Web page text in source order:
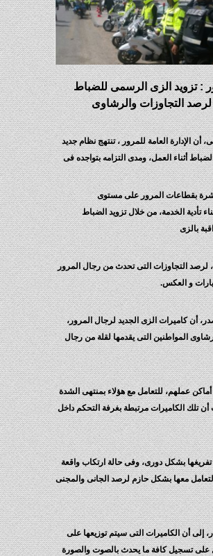
الزى الرسمى للضباط
التجاوزات والرشاوى
العامة للمرور ، تنتهج نظام جديد
أثناء العمل، ومدى التزامه بتواجده فى
بقطاعات المرور على مستوى
الخدمة، من خلال تزويد الضباط
التجاوزات التى تحدث من رجال المرور
و العكس.
كاميرات الزى الجديد لرجال المرور،
التى يقدمها لقلة من رجال
عملهم، للتعامل مع هؤلاء بمنتهى الشدة
الكاميرات مرتبطة بغرفة التحكم داخل
بشكل دورى، وفى حالة ارتكاب واقعة
معها بشكل حازم لرصد الجانى والمجنى
أن الكاميرات التى سيتم توزيعها على
كافة ما يحدث بالصوت والصورة